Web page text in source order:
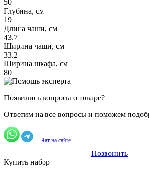
50
Глубина, см
19
Длина чаши, см
43.7
Ширина чаши, см
33.2
Ширина шкафа, см
80
Появились вопросы о товаре?
Ответим на все вопросы и поможем
Чат на сайте
Позвонить
Купить набор